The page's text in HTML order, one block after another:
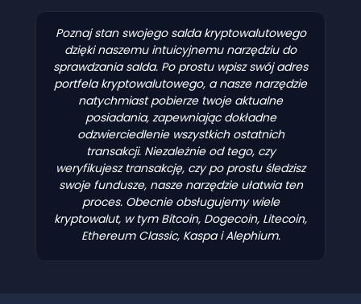
Poznaj stan swojego salda kryptowalutowego
dzięki naszemu intuicyjnemu narzędziu do
sprawdzania salda. Po prostu wpisz swój adres
portfela kryptowalutowego, a nasze narzędzie
natychmiast pobierze twoje aktualne
posiadania, zapewniając dokładne
odzwierciedlenie wszystkich ostatnich
transakcji. Niezależnie od tego, czy
weryfikujesz transakcję, czy po prostu śledzisz
swoje fundusze, nasze narzędzie ułatwia ten
proces. Obecnie obsługujemy wiele
kryptowalut, w tym Bitcoin, Dogecoin, Litecoin,
Ethereum Classic, Kaspa i Alephium.